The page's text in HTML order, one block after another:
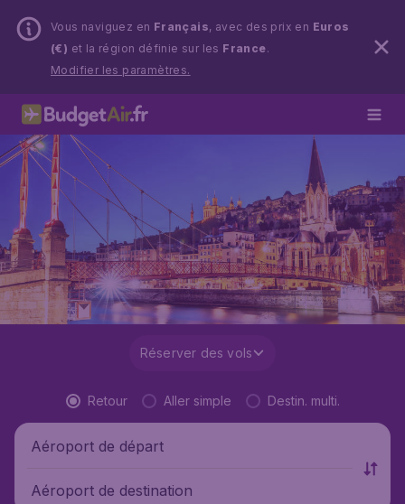
Vous naviguez en Français, avec des prix en Euros
(€) et la région définie sur les France.
Modifier les paramètres.
Réserver des vols
Retour Aller simple Destin. multi.
Aéroport de départ
Aéroport de destination